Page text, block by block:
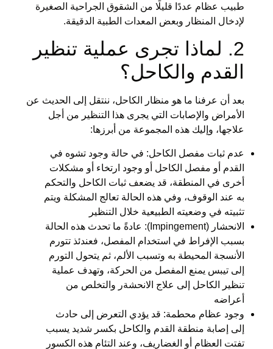
طبيب عظام عددًا قليلًا من الشقوق الجراحية الصغيرة
لإدخال المنظار وبعض المعدات الطبية الدقيقة.
2. لماذا تجرى عملية تنظير
القدم والكاحل؟
بعد أن عرفنا ما هو منظار الكاحل، ننتقل إلى الحديث عن
الأمراض والإصابات التي يجرى هذا التنظير من أجل
علاجها، وإليك هذه المجموعة من أبرزها:
عدم ثبات مفصل الكاحل: في حالة وجود تشوه في
القدم أو مفصل الكاحل أو وجود ارتخاء أو مشكلات
أخرى في المنطقة، قد يضعف ثبات الكاحل والتحكم
به عند الوقوف، وفي هذه الحالة تعالج المشكلة ويتم
تثبيته في وضعيته الطبيعية خلال التنظير
الانحشار (Impingement): عادةً ما تحدث هذه الحالة
بسبب الإفراط في استخدام المفصل، فعندئذ تتورم
الأنسجة المحيطة به وتسبب الألم، ثم يتحول التورم
إلى تيبس يمنع المفصل من الحركة، وتهدف عملية
تنظير الكاحل إلى علاج الانحشةر والتخلص من
أعراضه
وجود عظام محطمة: قد يؤدي التعرض إلى حادث
إلى إصابة منطقة القدم والكاحل بكسر شديد يسبب
تفتت العظام أو الغضاريف، وعند التئام هذه الكسور